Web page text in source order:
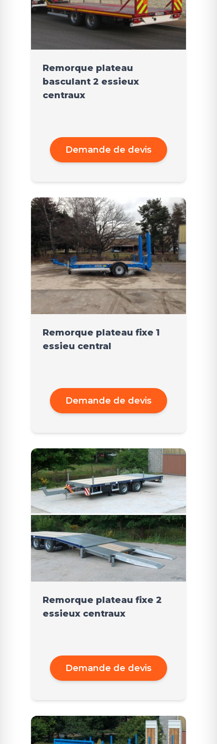
Remorque plateau
basculant 2 essieux
centraux
Demande de devis
Remorque plateau fixe 1
essieu central
Demande de devis
Remorque plateau fixe 2
essieux centraux
Demande de devis